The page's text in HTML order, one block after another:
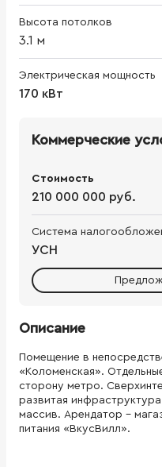
Высота потолков
3.1 м
Электрическая мощность
170 кВт
Коммерческие
Стоимость
210 000 000 руб.
Система
УСН
Описание
Помещение в
«Коломенская».
сторону метро.
развитая
массив. Арендатор -
питания «ВкусВилл».